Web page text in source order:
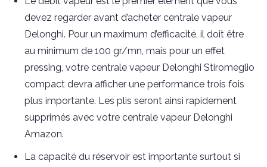
devez regarder avant d’acheter centrale vapeur
Delonghi. Pour un maximum d’efficacité, il doit être
au minimum de 100 gr/mn, mais pour un effet
pressing, votre centrale vapeur Delonghi Stiromeglio
compact devra afficher une performance trois fois
plus importante. Les plis seront ainsi rapidement
supprimés avec votre centrale vapeur Delonghi
Amazon.
La capacité du réservoir est importante surtout si